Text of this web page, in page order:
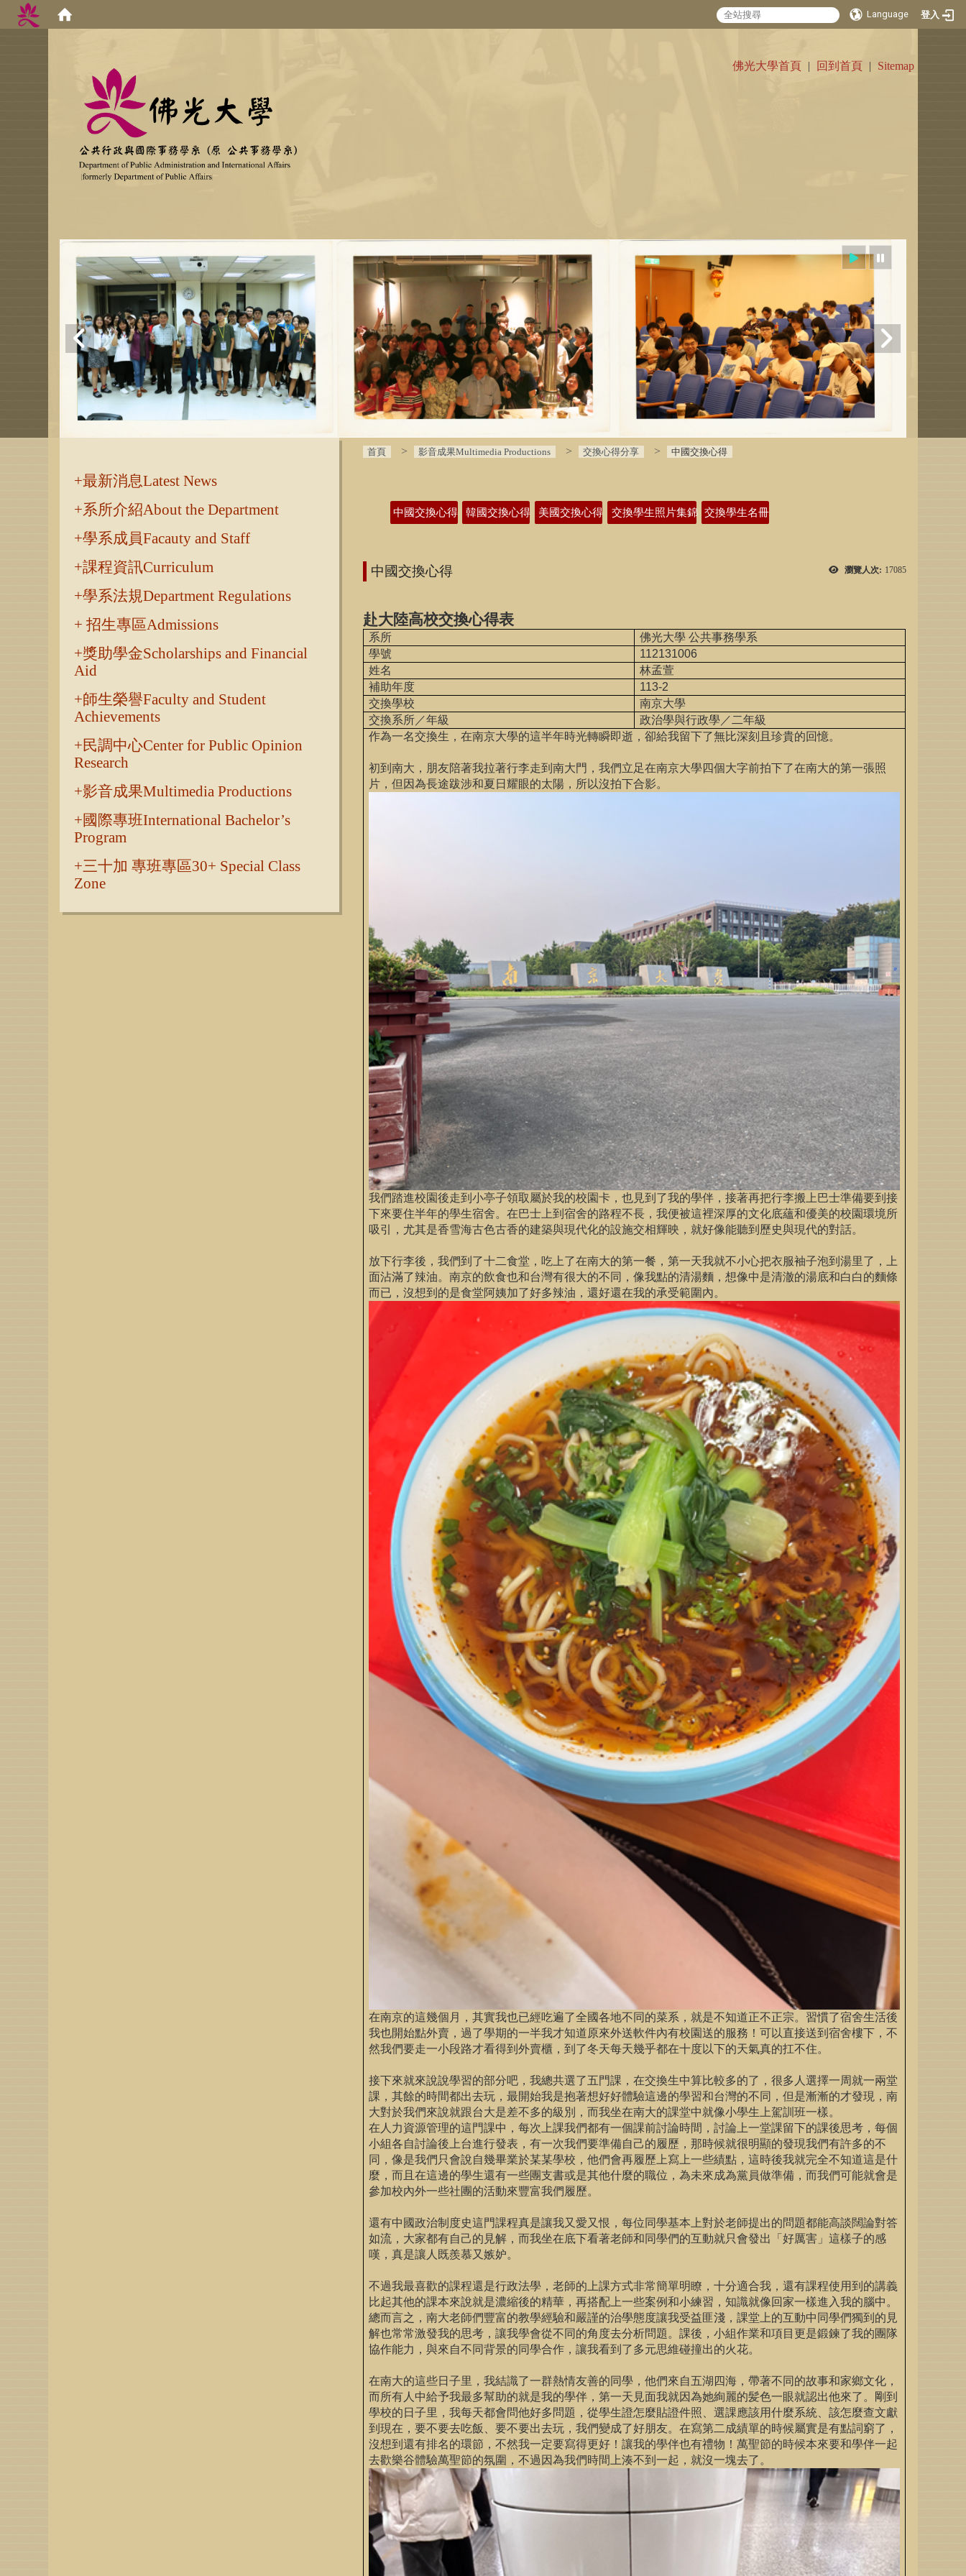
Language 登入
佛光大學首頁 | 回到首頁 | Sitemap
最新消息Latest News
系所介紹About the Department
學系成員Facauty and Staff
課程資訊Curriculum
學系法規Department Regulations
招生專區Admissions
獎助學金Scholarships and Financial
Aid
師生榮譽Faculty and Student
Achievements
民調中心Center for Public Opinion
Research
影音成果Multimedia Productions
國際專班International Bachelor’s
Program
三十加 專班專區30+ Special Class
Zone
首頁 影音成果Multimedia Productions 交換心得分享 中國交換心得
中國交換心得 韓國交換心得 美國交換心得 交換學生照片集錦 交換學生名冊
瀏覽人次: 17085
中國交換心得
赴大陸高校交換心得表
系所 佛光大學 公共事務學系
學號
112131006
姓名
林孟萱
補助年度
113-2
交換學校
南京大學
交換系所／年級
政治學與行政學／二年級
作為一名交換生，在南京大學的這半年時光轉瞬即逝，卻給我留下了無比深刻且珍貴的回憶。
初到南大，朋友陪著我拉著行李走到南大門，我們立足在南京大學四個大字前拍下了在南大的第一張照
片，但因為長途跋涉和夏日耀眼的太陽，所以沒拍下合影。
我們踏進校園後走到小亭子領取屬於我的校園卡，也見到了我的學伴，接著再把行李搬上巴士準備要到接
下來要住半年的學生宿舍。在巴士上到宿舍的路程不長，我便被這裡深厚的文化底蘊和優美的校園環境所
吸引，尤其是香雪海古色古香的建築與現代化的設施交相輝映，就好像能聽到歷史與現代的對話。
放下行李後，我們到了十二食堂，吃上了在南大的第一餐，第一天我就不小心把衣服袖子泡到湯里了，上
面沾滿了辣油。南京的飲食也和台灣有很大的不同，像我點的清湯麵，想像中是清澈的湯底和白白的麵條
而已，沒想到的是食堂阿姨加了好多辣油，還好還在我的承受範圍內。
在南京的這幾個月，其實我也已經吃遍了全國各地不同的菜系，就是不知道正不正宗。習慣了宿舍生活後
我也開始點外賣，過了學期的一半我才知道原來外送軟件內有校園送的服務！可以直接送到宿舍樓下，不
然我們要走一小段路才看得到外賣櫃，到了冬天每天幾乎都在十度以下的天氣真的扛不住。
接下來就來說說學習的部分吧，我總共選了五門課，在交換生中算比較多的了，很多人選擇一周就一兩堂
課，其餘的時間都出去玩，最開始我是抱著想好好體驗這邊的學習和台灣的不同，但是漸漸的才發現，南
大對於我們來說就跟台大是差不多的級別，而我坐在南大的課堂中就像小學生上駕訓班一樣。
在人力資源管理的這門課中，每次上課我們都有一個課前討論時間，討論上一堂課留下的課後思考，每個
小組各自討論後上台進行發表，有一次我們要準備自己的履歷，那時候就很明顯的發現我們有許多的不
同，像是我們只會說自幾畢業於某某學校，他們會再履歷上寫上一些績點，這時後我就完全不知道這是什
麼，而且在這邊的學生還有一些團支書或是其他什麼的職位，為未來成為黨員做準備，而我們可能就會是
參加校內外一些社團的活動來豐富我們履歷。
還有中國政治制度史這門課程真是讓我又愛又恨，每位同學基本上對於老師提出的問題都能高談闊論對答
如流，大家都有自己的見解，而我坐在底下看著老師和同學們的互動就只會發出「好厲害」這樣子的感
嘆，真是讓人既羨慕又嫉妒。
不過我最喜歡的課程還是行政法學，老師的上課方式非常簡單明瞭，十分適合我，還有課程使用到的講義
比起其他的課本來說就是濃縮後的精華，再搭配上一些案例和小練習，知識就像回家一樣進入我的腦中。
總而言之，南大老師們豐富的教學經驗和嚴謹的治學態度讓我受益匪淺，課堂上的互動中同學們獨到的見
解也常常激發我的思考，讓我學會從不同的角度去分析問題。課後，小組作業和項目更是鍛鍊了我的團隊
協作能力，與來自不同背景的同學合作，讓我看到了多元思維碰撞出的火花。
在南大的這些日子里，我結識了一群熱情友善的同學，他們來自五湖四海，帶著不同的故事和家鄉文化，
而所有人中給予我最多幫助的就是我的學伴，第一天見面我就因為她絢麗的髪色一眼就認出他來了。剛到
學校的日子里，我每天都會問他好多問題，從學生證怎麼貼證件照、選課應該用什麼系統、該怎麼查文獻
到現在，要不要去吃飯、要不要出去玩，我們變成了好朋友。在寫第二成績單的時候屬實是有點詞窮了，
沒想到還有排名的環節，不然我一定要寫得更好！讓我的學伴也有禮物！萬聖節的時候本來要和學伴一起
去歡樂谷體驗萬聖節的氛圍，不過因為我們時間上湊不到一起，就沒一塊去了。